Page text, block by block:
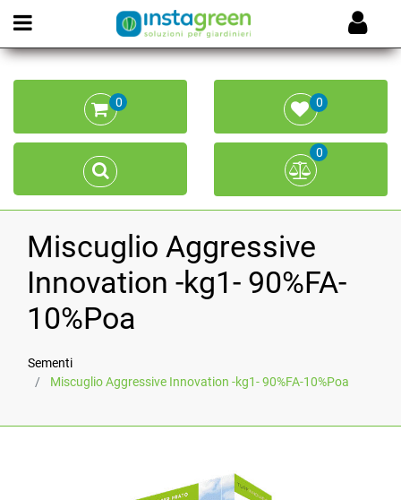
Open menu
0 0
0
Miscuglio Aggressive
Innovation -kg1- 90%FA-
10%Poa
Sementi
Miscuglio Aggressive Innovation -kg1- 90%FA-10%Poa